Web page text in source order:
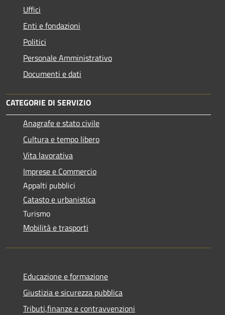
Uffici
Enti e fondazioni
Politici
Personale Amministrativo
Documenti e dati
CATEGORIE DI SERVIZIO
Anagrafe e stato civile
Cultura e tempo libero
Vita lavorativa
Imprese e Commercio
Appalti pubblici
Catasto e urbanistica
Turismo
Mobilità e trasporti
Educazione e formazione
Giustizia e sicurezza pubblica
Tributi,finanze e contravvenzioni